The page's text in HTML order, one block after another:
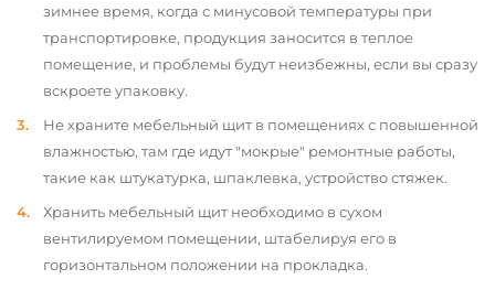
зимнее время, когда с минусовой температуры при
транспортировке, продукция заносится в теплое
помещение, и проблемы будут неизбежны, если вы сразу
вскроете упаковку.
Не храните мебельный щит в помещениях с повышенной
влажностью, там где идут "мокрые" ремонтные работы,
такие как штукатурка, шпаклевка, устройство стяжек.
Хранить мебельный щит необходимо в сухом
вентилируемом помещении, штабелируя его в
горизонтальном положении на прокладка.